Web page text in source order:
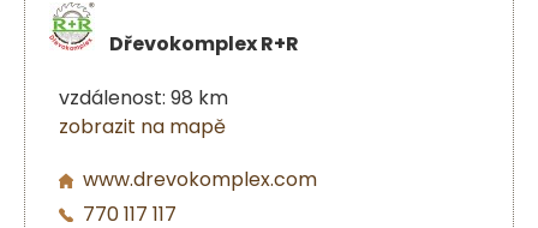
Dřevokomplex R+R
vzdálenost: 98 km
zobrazit na mapě
www.drevokomplex.com
770 117 117